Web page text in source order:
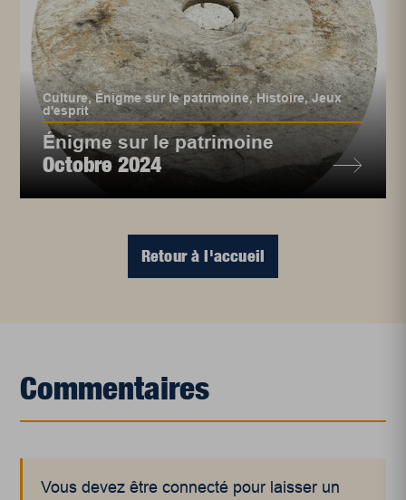
Culture,Énigme sur le patrimoine,Histoire,Jeux
d'esprit
Énigme sur le patrimoine
Octobre 2024
Retour à l'accueil
Commentaires
Vous devez être connecté pour laisser un